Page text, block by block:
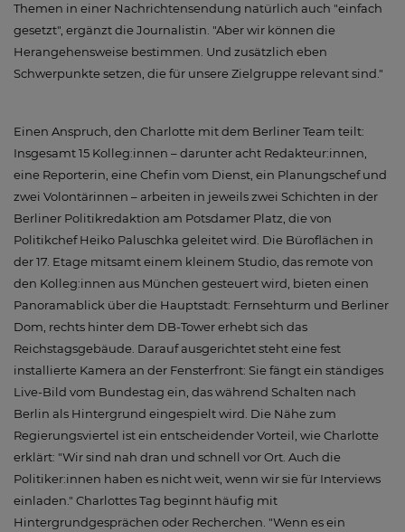
Themen in einer Nachrichtensendung natürlich auch "einfach
gesetzt", ergänzt die Journalistin. "Aber wir können die
Herangehensweise bestimmen. Und zusätzlich eben
Schwerpunkte setzen, die für unsere Zielgruppe relevant sind."
Einen Anspruch, den Charlotte mit dem Berliner Team teilt:
Insgesamt 15 Kolleg:innen – darunter acht Redakteur:innen,
eine Reporterin, eine Chefin vom Dienst, ein Planungschef und
zwei Volontärinnen – arbeiten in jeweils zwei Schichten in der
Berliner Politikredaktion am Potsdamer Platz, die von
Politikchef Heiko Paluschka geleitet wird. Die Büroflächen in
der 17. Etage mitsamt einem kleinem Studio, das remote von
den Kolleg:innen aus München gesteuert wird, bieten einen
Panoramablick über die Hauptstadt: Fernsehturm und Berliner
Dom, rechts hinter dem DB-Tower erhebt sich das
Reichstagsgebäude. Darauf ausgerichtet steht eine fest
installierte Kamera an der Fensterfront: Sie fängt ein ständiges
Live-Bild vom Bundestag ein, das während Schalten nach
Berlin als Hintergrund eingespielt wird. Die Nähe zum
Regierungsviertel ist ein entscheidender Vorteil, wie Charlotte
erklärt: "Wir sind nah dran und schnell vor Ort. Auch die
Politiker:innen haben es nicht weit, wenn wir sie für Interviews
einladen." Charlottes Tag beginnt häufig mit
Hintergrundgesprächen oder Recherchen. "Wenn es ein